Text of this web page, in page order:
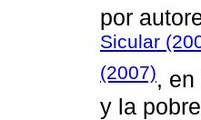
por
Sicular
(2007),
y la